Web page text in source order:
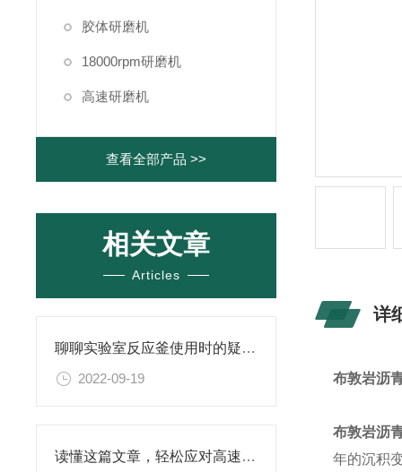
胶体研磨机
18000rpm研磨机
高速研磨机
查看全部产品 >>
相关文章
Articles
聊聊实验室反应釜使用时的疑难杂症
2022-09-19
读懂这篇文章，轻松应对高速乳化机的常见故障
详
布敦岩沥
布敦岩沥
年的沉积